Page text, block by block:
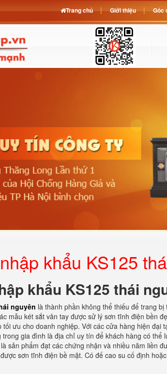
khẩu KS125
khẩu KS125 thái
nguyên là thành phần không thể thiếu để trang
mẫu két sắt vân tay được sử lý sơn tĩnh điện bền
ưu cho doanh nghiệp. Với các cửa hàng hiện đại
gia đình là địa chỉ uy tín để khách hàng có thể
sản phẩm đạt các chứng nhận và nhiều năm liền
sơn tĩnh điện bề mặt. Có đế cao su cố định
Trang chủ Giới thiệu Góc